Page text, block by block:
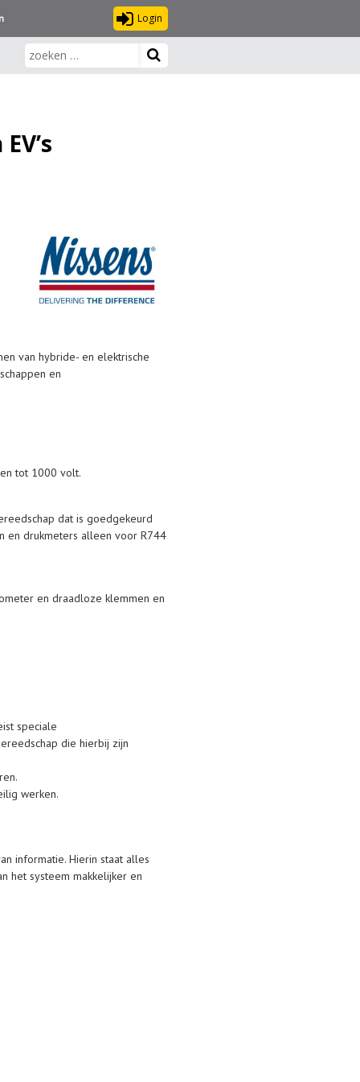
Login
van hybride- en elektrische
en
tot 1000 volt.
dat is goedgekeurd
en drukmeters alleen voor R744
en draadloze klemmen en
speciale
die hierbij zijn
werken.
informatie. Hierin staat alles
het systeem makkelijker en